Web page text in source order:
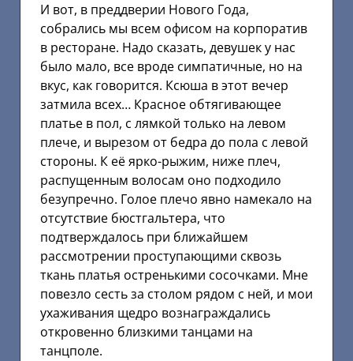
И вот, в преддверии Нового Года,
собрались мы всем офисом на корпоратив
в ресторане. Надо сказать, девушек у нас
было мало, все вроде симпатичные, но на
вкус, как говорится. Ксюша в этот вечер
затмила всех… Красное обтягивающее
платье в пол, с лямкой только на левом
плече, и вырезом от бедра до пола с левой
стороны. К её ярко-рыжим, ниже плеч,
распущенным волосам оно подходило
безупречно. Голое плечо явно намекало на
отсутствие бюстгальтера, что
подтверждалось при ближайшем
рассмотрении проступающими сквозь
ткань платья остренькими сосочками. Мне
повезло сесть за столом рядом с ней, и мои
ухаживания щедро вознаграждались
откровенно близкими танцами на
танцполе.